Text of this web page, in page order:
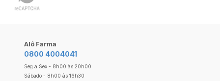
Alô Farma
0800 4004041
Seg a Sex - 8h00 às 20h00
Sábado - 8h00 às 16h30